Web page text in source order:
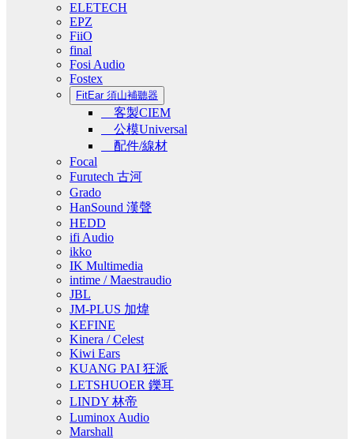
ELETECH
EPZ
FiiO
final
Fosi Audio
Fostex
FitEar 須山補聽器
客製CIEM
公模Universal
配件/線材
Focal
Furutech 古河
Grado
HanSound 漢聲
HEDD
ifi Audio
ikko
IK Multimedia
intime / Maestraudio
JBL
JM-PLUS 加煒
KEFINE
Kinera / Celest
Kiwi Ears
KUANG PAI 狂派
LETSHUOER 鑠耳
LINDY 林帝
Luminox Audio
Marshall